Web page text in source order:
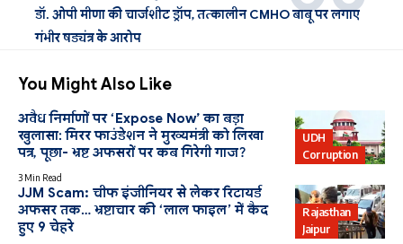
डॉ. ओपी मीणा की चार्जशीट ड्रॉप, तत्कालीन CMHO बाबू पर लगाए
गंभीर षड्यंत्र के आरोप
You Might Also Like
UDH
Corruption
अवैध निर्माणों पर ‘Expose Now’ का बड़ा
खुलासा: मिरर फाउंडेशन ने मुख्यमंत्री को लिखा
पत्र, पूछा- भ्रष्ट अफसरों पर कब गिरेगी गाज?
3 Min Read
Rajasthan
Jaipur
JJM Scam: चीफ इंजीनियर से लेकर रिटायर्ड
अफसर तक… भ्रष्टाचार की ‘लाल फाइल’ में कैद
हुए 9 चेहरे